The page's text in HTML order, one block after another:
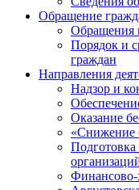
Обращение
Обращения
Порядок и
граждан
Направления
Надзор и
Оказание
«Снижение
Финансово-